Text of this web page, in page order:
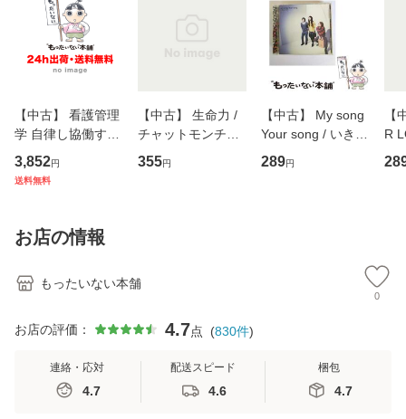
【中古】 看護管理
学 自律し協働する
専門職の看護マネ
ジメントスキル 改
恵 藤本幸三 / 南江
堂 [単行
3,852円
送料無料
【中古】 生命力 /
チャットモンチー /
キューンレコード
[CD]【メール便送
355円
【中古】 My song
Your song / いきも
のがかり / [CD]
【メール便送料無
289円
【
R
産
お店の情報
もったいない本舗
0
お店の評価： 4.7点 (830件)
連絡・応対
4.7
配送スピード
4.6
梱包
4.7